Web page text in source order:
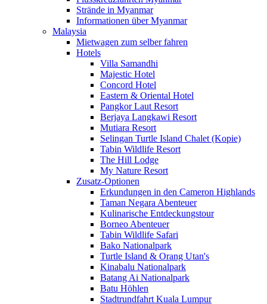
Strände in Myanmar
Informationen über Myanmar
Malaysia
Mietwagen zum selber fahren
Hotels
Villa Samandhi
Majestic Hotel
Concord Hotel
Eastern & Oriental Hotel
Pangkor Laut Resort
Berjaya Langkawi Resort
Mutiara Resort
Selingan Turtle Island Chalet (Kopie)
Tabin Wildlife Resort
The Hill Lodge
My Nature Resort
Zusatz-Optionen
Erkundungen in den Cameron Highlands
Taman Negara Abenteuer
Kulinarische Entdeckungstour
Borneo Abenteuer
Tabin Wildlife Safari
Bako Nationalpark
Turtle Island & Orang Utan's
Kinabalu Nationalpark
Batang Ai Nationalpark
Batu Höhlen
Stadtrundfahrt Kuala Lumpur